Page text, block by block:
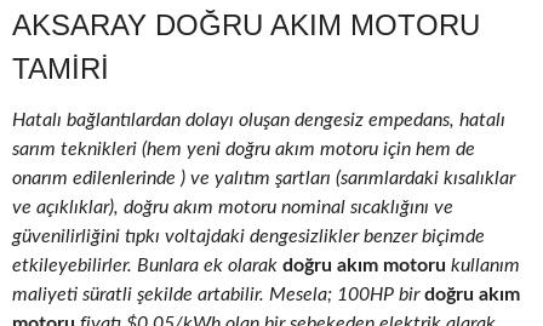
AKSARAY DOĞRU AKIM MOTORU
TAMIRI
Hatalı bağlantılardan dolayı oluşan dengesiz empedans, hatalı
sarım teknikleri (hem yeni doğru akım motoru için hem de
onarım edilenlerinde ) ve yalıtım şartları (sarımlardaki kısalıklar
ve açıklıklar), doğru akım motoru nominal sıcaklığını ve
güvenilirliğini tıpkı voltajdaki dengesizlikler benzer biçimde
etkileyebilirler. Bunlara ek olarak doğru akım motoru kullanım
maliyeti süratli şekilde artabilir. Mesela; 100HP birdoğru akım